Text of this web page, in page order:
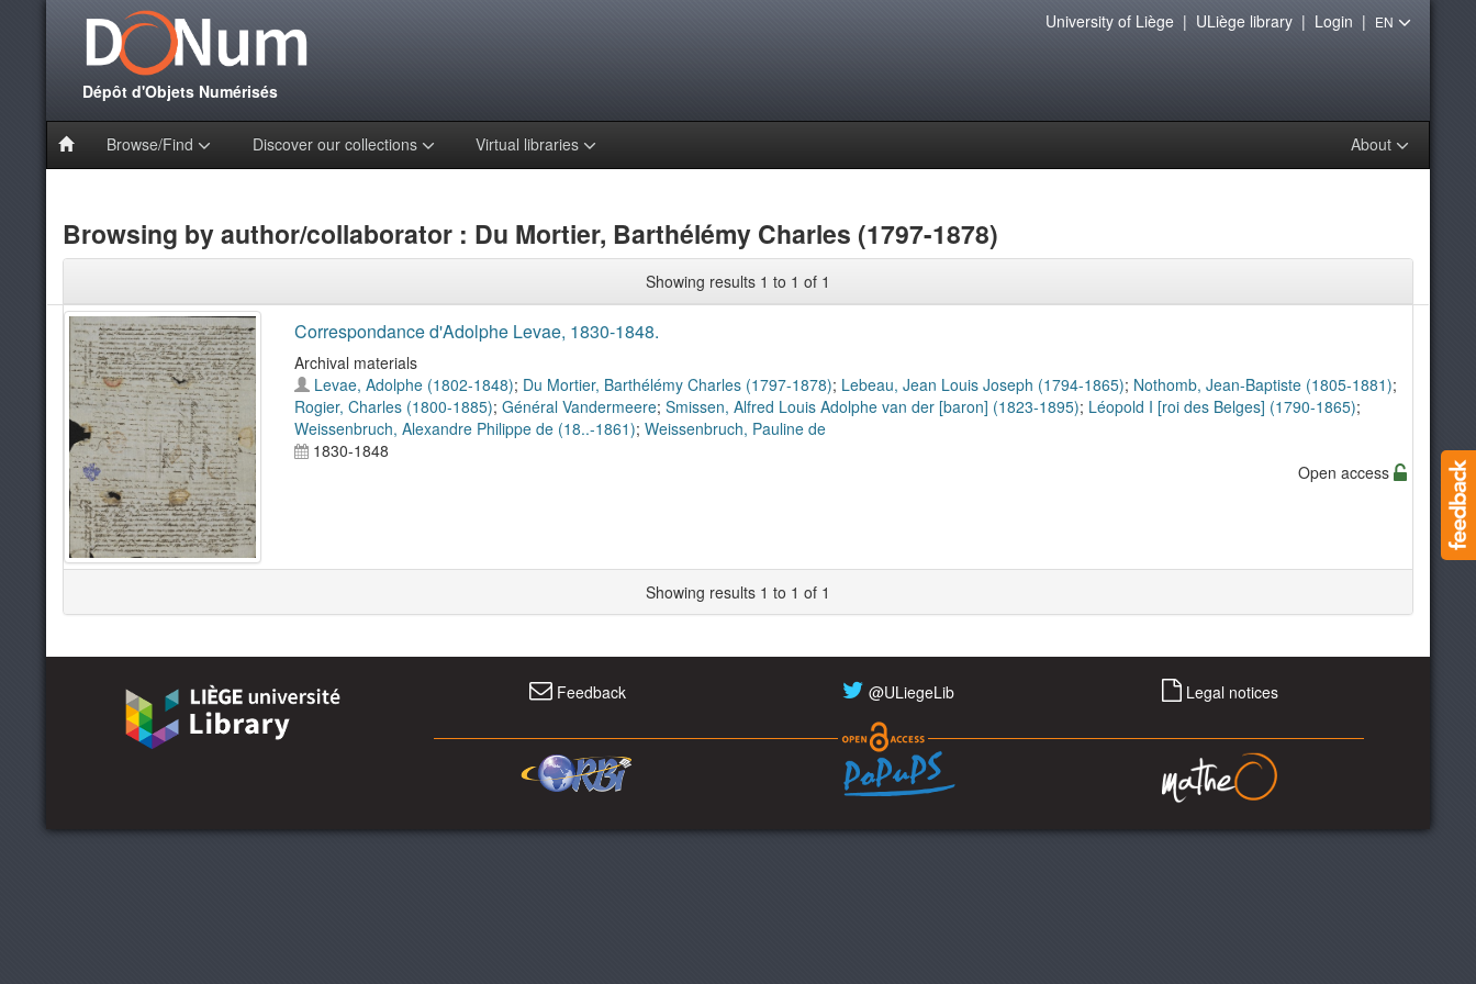
Dépôt d'Objets Numérisés
Browse/Find Discover our collections Virtual libraries About
University of Liège| ULiège library| Login | EN
Browsing by author/collaborator : Du Mortier, Barthélémy Charles (1797-1878)
Showing results 1 to 1 of 1
Correspondance d'Adolphe Levae, 1830-1848.
Archival materials
Levae, Adolphe (1802-1848); Du Mortier, Barthélémy Charles (1797-1878); Lebeau, Jean Louis Joseph (1794-1865); Nothomb, Jean-Baptiste (1805-1881);
Rogier, Charles (1800-1885); Général Vandermeere; Smissen, Alfred Louis Adolphe van der [baron] (1823-1895); Léopold I [roi des Belges] (1790-1865);
Weissenbruch, Alexandre Philippe de (18..-1861); Weissenbruch, Pauline de
1830-1848
Open access
Showing results 1 to 1 of 1
Feedback @ULiegeLib Legal notices